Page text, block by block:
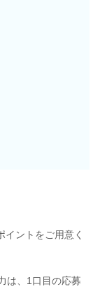
ントをご用意く
は、1口目の応募